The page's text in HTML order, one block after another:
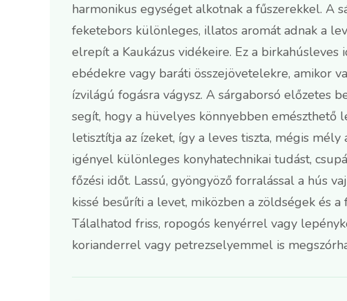
harmonikus egységet alkotnak a fűszerekkel. A
feketebors különleges, illatos aromát adnak a
elrepít a Kaukázus vidékeire. Ez a birkahúsleves
ebédekre vagy baráti összejövetelekre, amikor
ízvilágú fogásra vágysz. A sárgaborsó előzetes
segít, hogy a hüvelyes könnyebben emészthető
letisztítja az ízeket, így a leves tiszta, mégis
igényel különleges konyhatechnikai tudást,
főzési időt. Lassú, gyöngyöző forralással a hús
kissé besűríti a levet, miközben a zöldségek és
Tálalhatod friss, ropogós kenyérrel vagy
korianderrel vagy petrezselyemmel is